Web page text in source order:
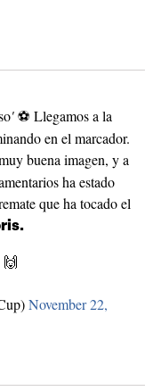
'⚽ Llegamos a la
en el marcador.
buena imagen, y a
ha estado
que ha tocado el
🙌
November 22,